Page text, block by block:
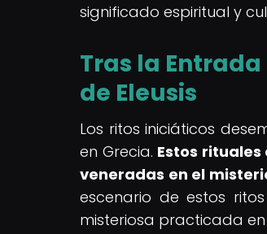
significado espiritual y
Tras la
de Eleusis
Los ritos iniciáticos
en Grecia. Estos
veneradas en el
escenario de estos
misteriosa practicada